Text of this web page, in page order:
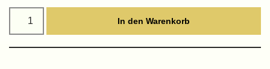
In den Warenkorb